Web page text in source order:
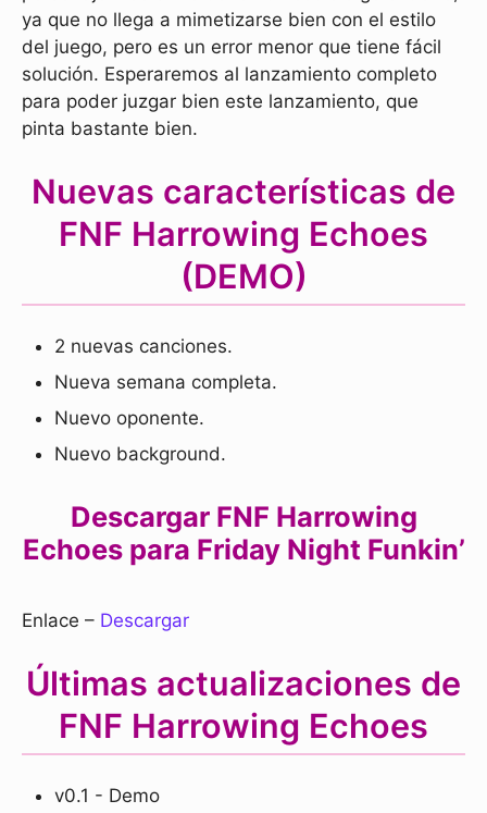
ya que no llega a mimetizarse bien con el estilo
del juego, pero es un error menor que tiene fácil
solución. Esperaremos al lanzamiento completo
para poder juzgar bien este lanzamiento, que
pinta bastante bien.
Nuevas características de
FNF Harrowing Echoes
(DEMO)
2 nuevas canciones.
Nueva semana completa.
Nuevo oponente.
Nuevo background.
Descargar FNF Harrowing
Echoes para Friday Night Funkin’
Enlace – Descargar
Últimas actualizaciones de
FNF Harrowing Echoes
v0.1 - Demo